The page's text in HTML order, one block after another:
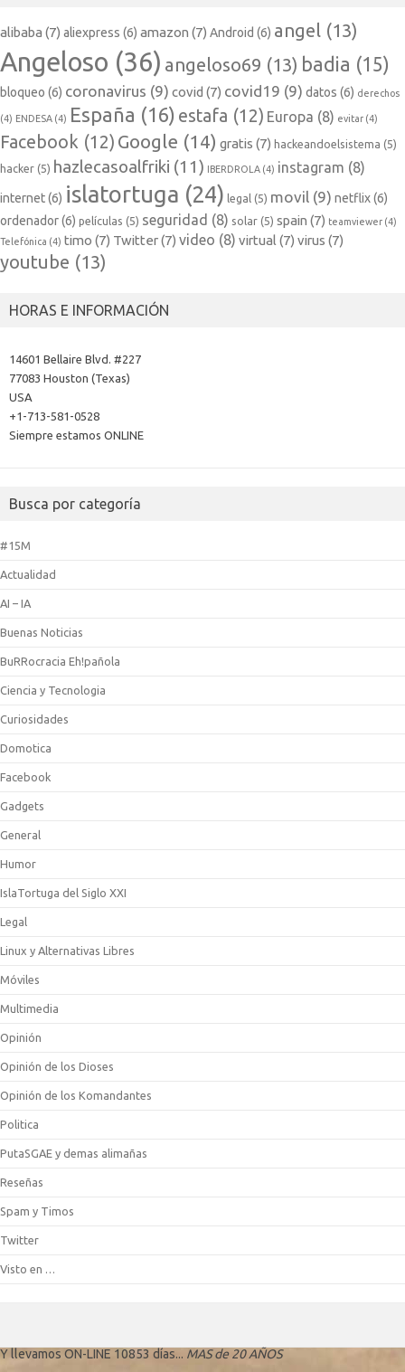
alibaba (7) aliexpress (6) amazon (7) Android (6) angel (13)
Angeloso (36) angeloso69 (13) badia (15)
bloqueo (6) coronavirus (9) covid (7) covid19 (9) datos (6) derechos
(4) ENDESA (4) España (16) estafa (12) Europa (8) evitar (4)
Facebook (12) Google (14) gratis (7) hackeandoelsistema (5)
hacker (5) hazlecasoalfriki (11) IBERDROLA (4) instagram (8)
internet(6) islatortuga (24) legal (5) movil (9) netflix(6)
ordenador(6) películas (5) seguridad (8) solar (5) spain (7) teamviewer (4)
Telefónica (4) timo (7) Twitter(7) video (8) virtual (7) virus (7)
youtube (13)
HORAS E INFORMACIÓN
14601 Bellaire Blvd. #227
77083 Houston (Texas)
USA
+1-713-581-0528
Siempre estamos ONLINE
Busca por categoría
#15M
Actualidad
AI – IA
Buenas Noticias
BuRRocracia Eh!pañola
Ciencia y Tecnologia
Curiosidades
Domotica
Facebook
Gadgets
General
Humor
IslaTortuga del Siglo XXI
Legal
Linux y Alternativas Libres
Móviles
Multimedia
Opinión
Opinión de los Dioses
Opinión de los Komandantes
Politica
PutaSGAE y demas alimañas
Reseñas
Spam y Timos
Twitter
Visto en …
Y llevamos ON-LINE 10853 días... MAS de 20 AÑOS